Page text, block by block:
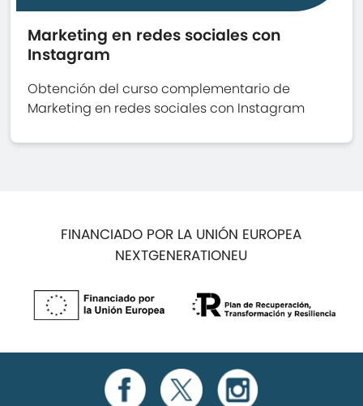
Marketing en redes sociales con
Instagram
Obtención del curso complementario de
Marketing en redes sociales con Instagram
FINANCIADO POR LA UNIÓN EUROPEA
NEXTGENERATIONEU